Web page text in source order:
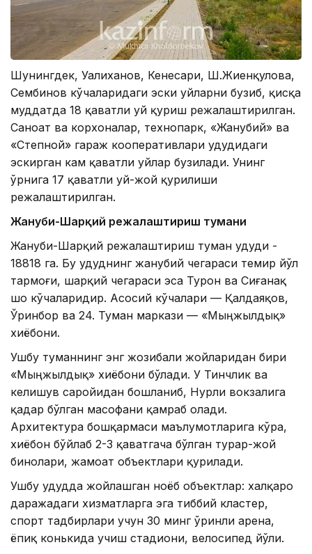
Шунингдек, Уалиханов, Кенесари, Ш.Жиенқулова,
Сембинов кўчаларидаги эски уйларни бузиб, қисқа
муддатда 18 қаватли уй қуриш режалаштирилган.
Саноат ва корхоналар, технопарк, «Жанубий» ва
«Степной» гараж кооперативлари ҳудудидаги
эскирган кам қаватли уйлар бузилади. Унинг
ўрнига 17 қаватли уй-жой қурилиши
режалаштирилган.
Жануби-Шарқий режалаштириш тумани
Жануби-Шарқий режалаштириш туман ҳудуди -
18818 га. Бу ҳудуднинг жанубий чегараси темир йўл
тармоғи, шарқий чегараси эса Турон ва Сиғанақ
шоҳ кўчаларидир. Асосий кўчалари — Қалдаяқов,
Ўринбор ва 24. Туман маркази — «Мыңжылдық»
хиёбони.
Ушбу туманнинг энг жозибали жойларидан бири
«Мыңжылдық» хиёбони бўлади. У Тинчлик ва
келишув саройидан бошланиб, Нурли вокзалига
қадар бўлган масофани қамраб олади.
Архитектура бошқармаси маълумотларига кўра,
хиёбон бўйлаб 2-3 қаватгача бўлган турар-жой
бинолари, жамоат объектлари қурилади.
Ушбу ҳудудда жойлашган ноёб объектлар: халқаро
даражадаги хизматларга эга тиббий кластер,
спорт тадбирлари учун 30 минг ўринли арена,
ёпиқ конькида учиш стадиони, велосипед йўли.